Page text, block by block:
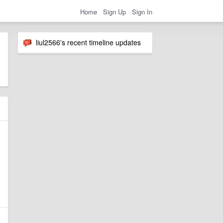
Home Sign Up Sign In
liul2566's recent timeline updates